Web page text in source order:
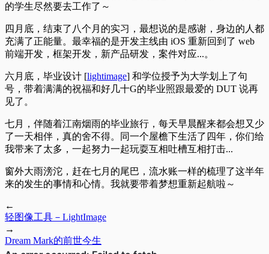
的学生尽然要去工作了～
四月底，结束了八个月的实习，最想说的是感谢，身边的人都
充满了正能量。最幸福的是开发主线由 iOS 重新回到了 web
前端开发，框架开发，新产品研发，案件对应...。
六月底，毕业设计 [lightimage] 和学位授予为大学划上了句
号，带着满满的祝福和好几十G的毕业照跟最爱的 DUT 说再
见了。
七月，伴随着江南烟雨的毕业旅行，每天早晨醒来都会想又少
了一天相伴，真的舍不得。同一个屋檐下生活了四年，你们给
我带来了太多，一起努力一起玩耍互相吐槽互相打击...
窗外大雨滂沱，赶在七月的尾巴，流水账一样的梳理了这半年
来的发生的事情和心情。我就要带着梦想重新起航啦～
←
轻图像工具－LightImage
→
Dream Mark的前世今生